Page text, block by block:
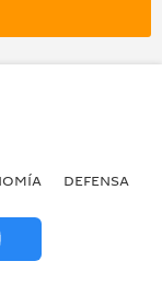
DEFENSA